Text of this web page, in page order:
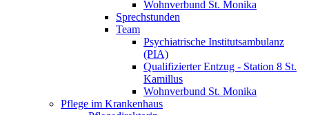
Wohnverbund St. Monika
Sprechstunden
Team
Psychiatrische Institutsambulanz
(PIA)
Qualifizierter Entzug - Station 8 St.
Kamillus
Wohnverbund St. Monika
Pflege im Krankenhaus